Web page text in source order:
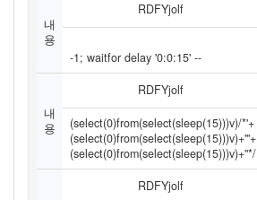
내
용
RDFYjolf
-1; waitfor delay '0:0:15' --
내
용
RDFYjolf
(select(0)from(select(sleep(15)))v)/*'+
(select(0)from(select(sleep(15)))v)+'"+
(select(0)from(select(sleep(15)))v)+"*/
RDFYjolf